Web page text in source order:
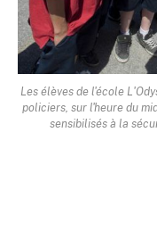
Les élèves de l'école
policiers, sur l'heure du
sensibilisés à la